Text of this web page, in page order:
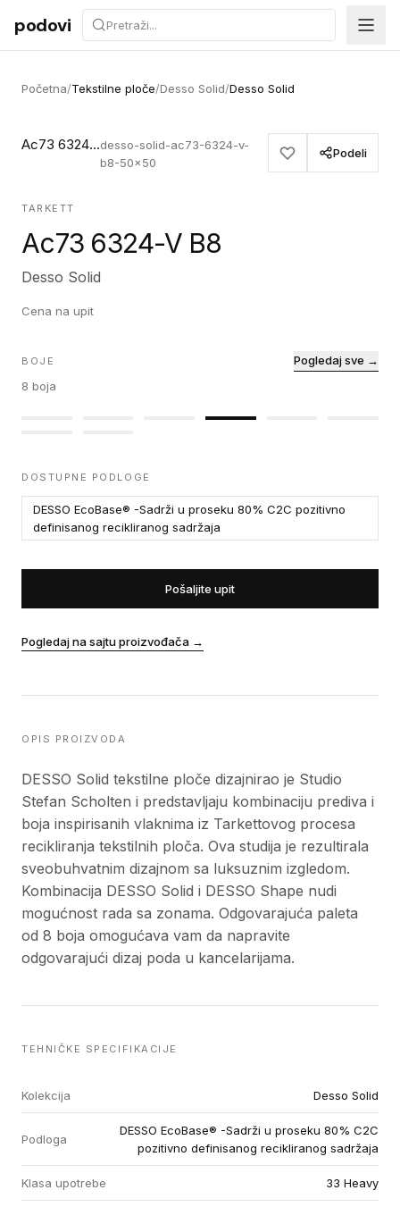
Preskoči na sadržaj
podovi
Početna/Tekstilne ploče/Desso Solid/Desso Solid
Ac73 6324-V B8desso-solid-ac73-6324-v-
b8-50x50
Podeli
TARKETT
Ac73 6324-V B8
Desso Solid
Cena na upit
BOJE
8 boja
Pogledaj sve →
DOSTUPNE PODLOGE
DESSO EcoBase® -Sadrži u proseku 80% C2C pozitivno
definisanog recikliranog sadržaja
Pošaljite upit
Pogledaj na sajtu proizvođača →
OPIS PROIZVODA
DESSO Solid tekstilne ploče dizajnirao je Studio
Stefan Scholten i predstavljaju kombinaciju prediva i
boja inspirisanih vlaknima iz Tarkettovog procesa
recikliranja tekstilnih ploča. Ova studija je rezultirala
sveobuhvatnim dizajnom sa luksuznim izgledom.
Kombinacija DESSO Solid i DESSO Shape nudi
mogućnost rada sa zonama. Odgovarajuća paleta
od 8 boja omogućava vam da napravite
odgovarajući dizaj poda u kancelarijama.
TEHNIČKE SPECIFIKACIJE
Kolekcija Desso Solid
Podloga
DESSO EcoBase® -Sadrži u proseku 80% C2C
pozitivno definisanog recikliranog sadržaja
Klasa upotrebe 33 Heavy